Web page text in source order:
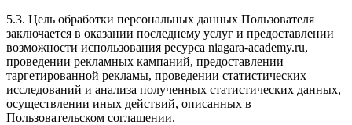
5.3. Цель обработки персональных данных Пользователя
заключается в оказании последнему услуг и предоставлении
возможности использования ресурса niagara-academy.ru,
проведении рекламных кампаний, предоставлении
таргетированной рекламы, проведении статистических
исследований и анализа полученных статистических данных,
осуществлении иных действий, описанных в
Пользовательском соглашении.